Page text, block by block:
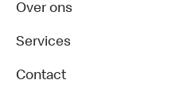
Over ons
Services
Contact